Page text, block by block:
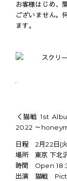
お客様はじめ、
ございません。
ます。
＜猫戦 1st
2022 ～
日程 2月22日(火
場所 東京 下北
時間 Open
出演 猫戦